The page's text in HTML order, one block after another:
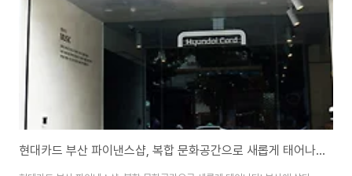
현대카드 부산 파이낸스샵, 복합 문화공간으로 새롭게 태어나다!